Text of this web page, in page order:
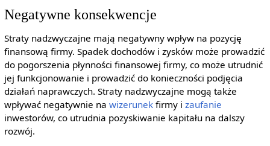
Negatywne konsekwencje
Straty nadzwyczajne mają negatywny wpływ na pozycję
finansową firmy. Spadek dochodów i zysków może prowadzić
do pogorszenia płynności finansowej firmy, co może utrudnić
jej funkcjonowanie i prowadzić do konieczności podjęcia
działań naprawczych. Straty nadzwyczajne mogą także
wpływać negatywnie na wizerunekfirmy i zaufanie
inwestorów, co utrudnia pozyskiwanie kapitału na dalszy
rozwój.